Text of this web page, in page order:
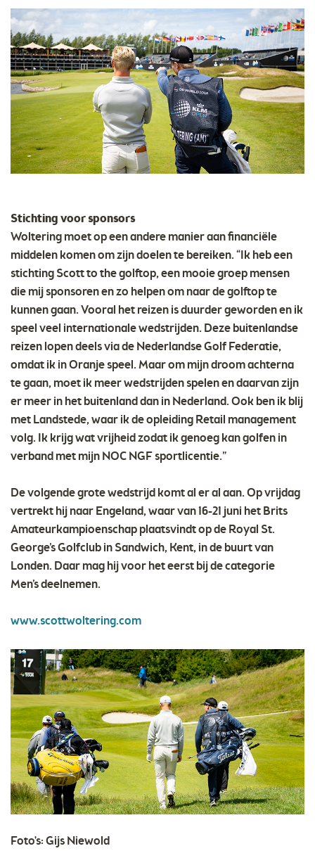
Stichting voor sponsors
Woltering moet op een andere manier aan financiële
middelen komen om zijn doelen te bereiken. “Ik heb een
stichting Scott to the golftop, een mooie groep mensen
die mij sponsoren en zo helpen om naar de golftop te
kunnen gaan. Vooral het reizen is duurder geworden en ik
speel veel internationale wedstrijden. Deze buitenlandse
reizen lopen deels via de Nederlandse Golf Federatie,
omdat ik in Oranje speel. Maar om mijn droom achterna
te gaan, moet ik meer wedstrijden spelen en daarvan zijn
er meer in het buitenland dan in Nederland. Ook ben ik blij
met Landstede, waar ik de opleiding Retail management
volg. Ik krijg wat vrijheid zodat ik genoeg kan golfen in
verband met mijn NOC NGF sportlicentie.”
De volgende grote wedstrijd komt al er al aan. Op vrijdag
vertrekt hij naar Engeland, waar van 16-21 juni het Brits
Amateurkampioenschap plaatsvindt op de Royal St.
George’s Golfclub in Sandwich, Kent, in de buurt van
Londen. Daar mag hij voor het eerst bij de categorie
Men’s deelnemen.
www.scottwoltering.com
Foto's: Gijs Niewold